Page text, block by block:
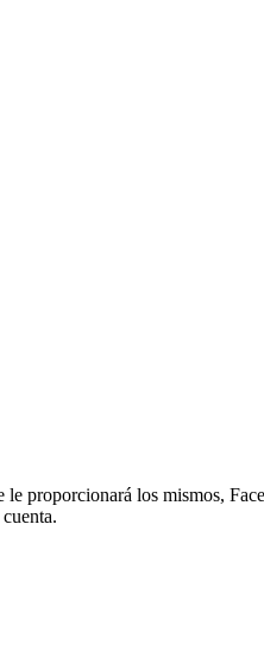
proporcionará los mismos,